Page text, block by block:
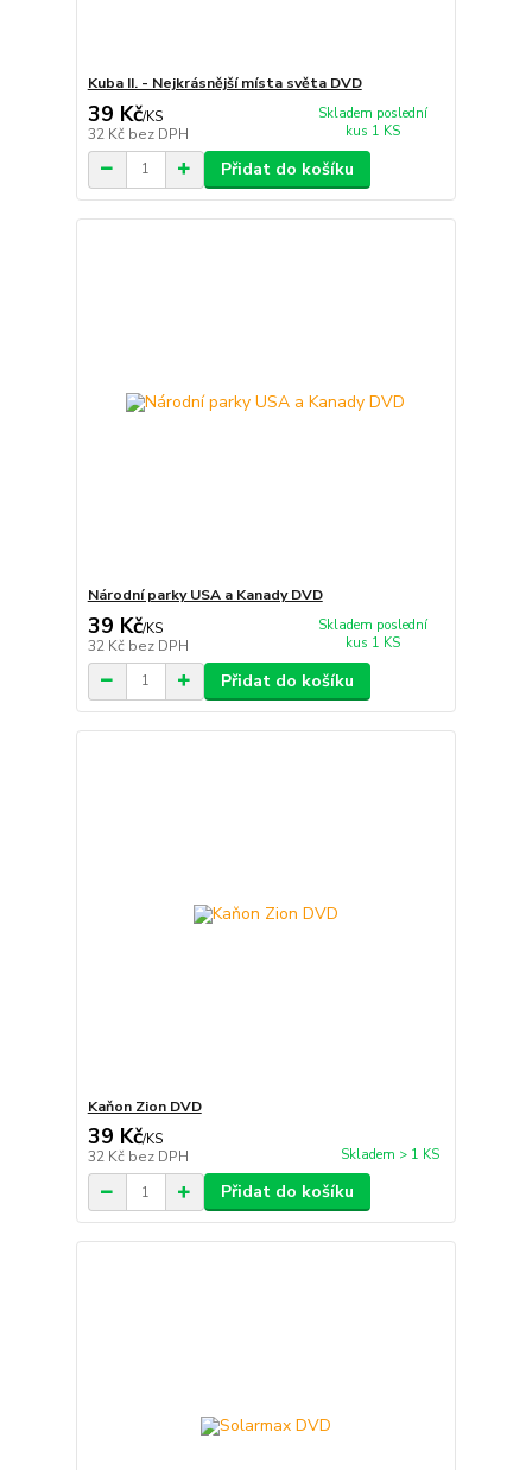
Kuba II. - Nejkrásnější místa světa DVD
39 Kč/KS
32 Kč bez DPH
Skladem poslední
kus 1 KS
Přidat do košíku
Národní parky USA a Kanady DVD
39 Kč/KS
32 Kč bez DPH
Skladem poslední
kus 1 KS
Přidat do košíku
Kaňon Zion DVD
39 Kč/KS
32 Kč bez DPH Skladem > 1 KS
Přidat do košíku